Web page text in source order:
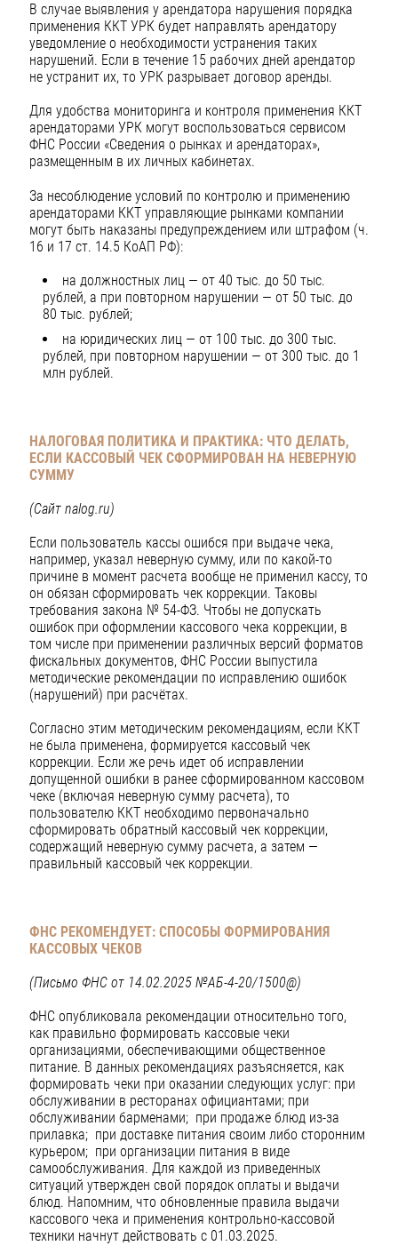
В случае выявления у арендатора нарушения порядка
применения ККТ УРК будет направлять арендатору
уведомление о необходимости устранения таких
нарушений. Если в течение 15 рабочих дней арендатор
не устранит их, то УРК разрывает договор аренды.
Для удобства мониторинга и контроля применения ККТ
арендаторами УРК могут воспользоваться сервисом
ФНС России «Сведения о рынках и арендаторах»,
размещенным в их личных кабинетах.
За несоблюдение условий по контролю и применению
арендаторами ККТ управляющие рынками компании
могут быть наказаны предупреждением или штрафом (ч.
16 и 17 ст. 14.5 КоАП РФ):
на должностных лиц — от 40 тыс. до 50 тыс.
рублей, а при повторном нарушении — от 50 тыс. до
80 тыс. рублей;
на юридических лиц — от 100 тыс. до 300 тыс.
рублей, при повторном нарушении — от 300 тыс. до 1
млн рублей.
НАЛОГОВАЯ ПОЛИТИКА И ПРАКТИКА: ЧТО ДЕЛАТЬ,
ЕСЛИ КАССОВЫЙ ЧЕК СФОРМИРОВАН НА НЕВЕРНУЮ
СУММУ
(Сайт nalog.ru)
Если пользователь кассы ошибся при выдаче чека,
например, указал неверную сумму, или по какой-то
причине в момент расчета вообще не применил кассу, то
он обязан сформировать чек коррекции. Таковы
требования закона № 54-ФЗ. Чтобы не допускать
ошибок при оформлении кассового чека коррекции, в
том числе при применении различных версий форматов
фискальных документов, ФНС России выпустила
методические рекомендации по исправлению ошибок
(нарушений) при расчётах.
Согласно этим методическим рекомендациям, если ККТ
не была применена, формируется кассовый чек
коррекции. Если же речь идет об исправлении
допущенной ошибки в ранее сформированном кассовом
чеке (включая неверную сумму расчета), то
пользователю ККТ необходимо первоначально
сформировать обратный кассовый чек коррекции,
содержащий неверную сумму расчета, а затем —
правильный кассовый чек коррекции.
ФНС РЕКОМЕНДУЕТ: СПОСОБЫ ФОРМИРОВАНИЯ
КАССОВЫХ ЧЕКОВ
(Письмо ФНС от 14.02.2025 №АБ-4-20/1500@)
ФНС опубликовала рекомендации относительно того,
как правильно формировать кассовые чеки
организациями, обеспечивающими общественное
питание. В данных рекомендациях разъясняется, как
формировать чеки при оказании следующих услуг: при
обслуживании в ресторанах официантами; при
обслуживании барменами; при продаже блюд из-за
прилавка; при доставке питания своим либо сторонним
курьером; при организации питания в виде
самообслуживания. Для каждой из приведенных
ситуаций утвержден свой порядок оплаты и выдачи
блюд. Напомним, что обновленные правила выдачи
кассового чека и применения контрольно-кассовой
техники начнут действовать с 01.03.2025.